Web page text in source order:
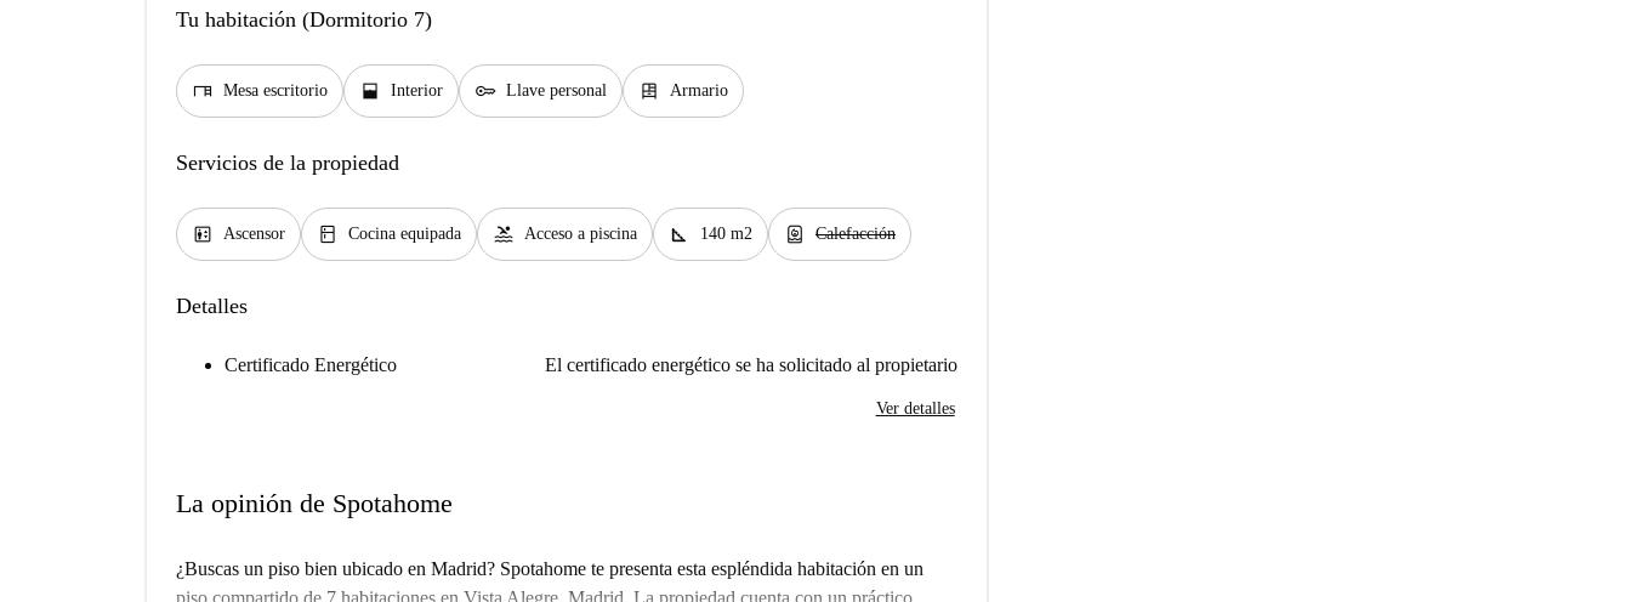
Tu habitación (Dormitorio 7)
desk Mesa escritorio window_open Interior key Llave personal dresser Armario
Servicios de la propiedad
elevator Ascensor kitchen Cocina equipada pool Acceso a piscina square_foot 140 m2 water_heater Calefacción
Detalles
Certificado Energético El certificado energético se ha solicitado al propietario
Ver detalles
La opinión de Spotahome
¿Buscas un piso bien ubicado en Madrid? Spotahome te presenta esta espléndida habitación en un
piso compartido de 7 habitaciones en Vista Alegre, Madrid. La propiedad cuenta con un práctico